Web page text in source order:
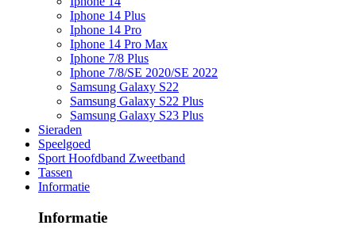
Iphone 14 Plus
Iphone 14 Pro
Iphone 14 Pro Max
Iphone 7/8 Plus
Iphone 7/8/SE 2020/SE 2022
Samsung Galaxy S22
Samsung Galaxy S22 Plus
Samsung Galaxy S23 Plus
Sieraden
Speelgoed
Sport Hoofdband Zweetband
Tassen
Informatie
Informatie